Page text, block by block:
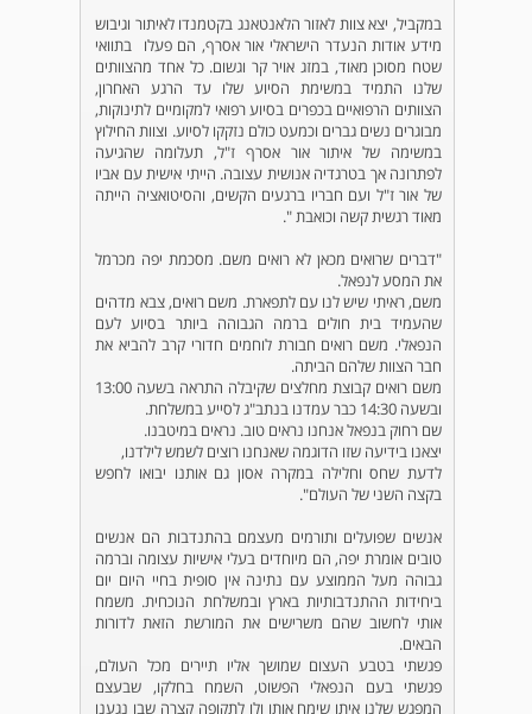
במקביל, יצא צוות לאזור הלאנטאנג בקטמנדו לאיתור וגיבוש
מידע אודות הנעדר הישראלי אור אסרף, הם פעלו בתוואי
שטח מסוכן מאוד, במזג אויר קר וגשום. כל אחד מהצוותים
שלנו התמיד במשימת הסיוע שלו עד הרגע האחרון,
הצוותים הרפואיים בכפרים בסיוע רפואי למקומיים לתינוקות,
מבוגרים נשים גברים וכמעט כולם נזקקו לסיוע. וצוות החילוץ
במשימה של איתור אור אסרף ז"ל, תעלומה שהגיעה
לפתרונה אך בטרגדיה אנושית עצובה. הייתי אישית עם אביו
של אור ז"ל ועם חבריו ברגעים הקשים, והסיטואציה הייתה
מאוד רגשית קשה וכואבת ".
"דברים שרואים מכאן לא רואים משם. מסכמת יפה מכרמל
את המסע לנפאל.
משם, ראיתי שיש לנו עם לתפארת. משם רואים, צבא מדהים
שהעמיד בית חולים ברמה הגבוהה ביותר בסיוע לעם
הנפאלי. משם רואים חבורת לוחמים חדורי קרב להביא את
חבר הצוות שלהם הביתה.
משם רואים קבוצת מחלצים שקיבלה התראה בשעה 13:00
ובשעה 14:30 כבר עמדנו בנתב"ג לסייע במשלחת.
שם רחוק בנפאל אנחנו נראים טוב. נראים במיטבנו.
יצאנו בידיעה שזו הדוגמה שאנחנו רוצים לשמש לילדנו,
לדעת שחס וחלילה במקרה אסון גם אותנו יבואו לחפש
בקצה השני של העולם".
אנשים שפועלים ותורמים מעצמם בהתנדבות הם אנשים
טובים אומרת יפה, הם מיוחדים בעלי אישיות עצומה וברמה
גבוהה מעל הממוצע עם נתינה אין סופית בחיי היום יום
ביחידות ההתנדבותיות בארץ ובמשלחת הנוכחית. משמח
אותי לחשוב שהם משרישים את המורשת הזאת לדורות
הבאים.
פגשתי בטבע העצום שמושך אליו תיירים מכל העולם,
פגשתי בעם הנפאלי הפשוט, השמח בחלקו, שבעצם
המפגש שלנו איתו שימח אותו ולו לתקופה קצרה שבו נגענו